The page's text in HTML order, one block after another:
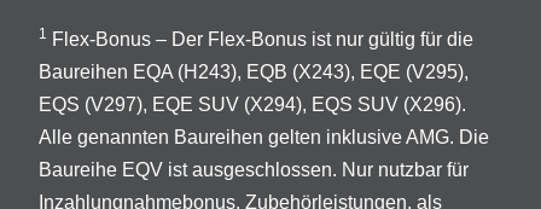
1 Flex-Bonus – Der Flex-Bonus ist nur gültig für die
Baureihen EQA (H243), EQB (X243), EQE (V295),
EQS (V297), EQE SUV (X294), EQS SUV (X296).
Alle genannten Baureihen gelten inklusive AMG. Die
Baureihe EQV ist ausgeschlossen. Nur nutzbar für
Inzahlungnahmebonus, Zubehörleistungen, als